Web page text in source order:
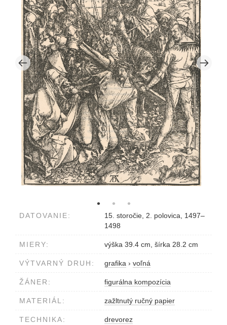
DATOVANIE:
15. storočie, 2. polovica, 1497–
1498
MIERY: výška 39.4 cm, šírka 28.2 cm
VÝTVARNÝ DRUH: grafika › voľná
ŽÁNER: figurálna kompozícia
MATERIÁL: zažltnutý ručný papier
TECHNIKA: drevorez